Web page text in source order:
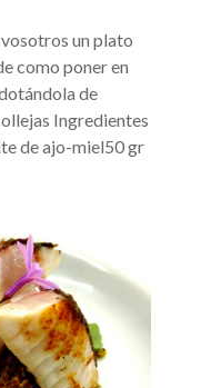
un plato
como poner en
de
Ingredientes
de ajo-miel50 gr